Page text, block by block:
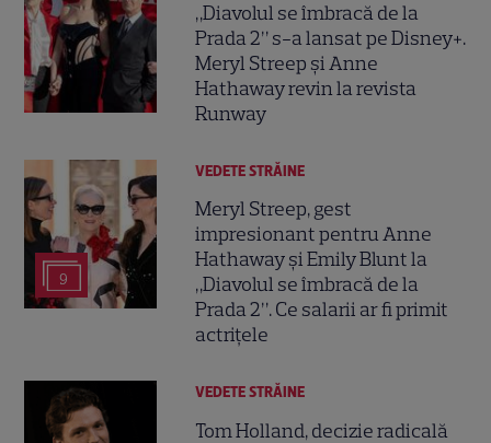
„Diavolul se îmbracă de la
Prada 2” s-a lansat pe Disney+.
Meryl Streep și Anne
Hathaway revin la revista
Runway
9
VEDETE STRĂINE
Meryl Streep, gest
impresionant pentru Anne
Hathaway și Emily Blunt la
„Diavolul se îmbracă de la
Prada 2”. Ce salarii ar fi primit
actrițele
VEDETE STRĂINE
Tom Holland, decizie radicală